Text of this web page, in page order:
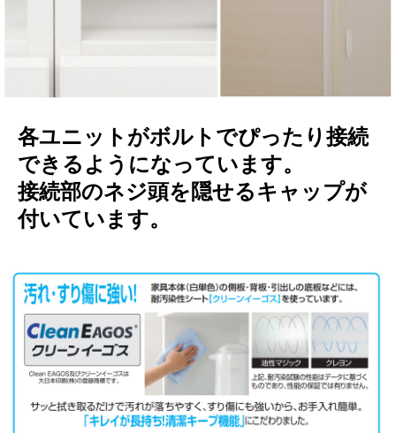
各ユニットがボルトでぴったり接続
できるようになっています。
接続部のネジ頭を隠せるキャップが
付いています。